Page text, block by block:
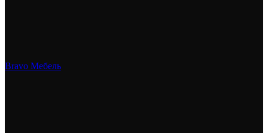
Bravo Мебель